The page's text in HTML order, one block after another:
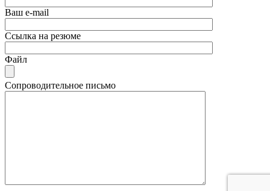
Ваш e-mail
Ссылка на резюме
Файл
Сопроводительное письмо